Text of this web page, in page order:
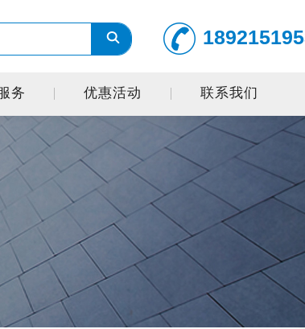
务 优惠活动 联系我们